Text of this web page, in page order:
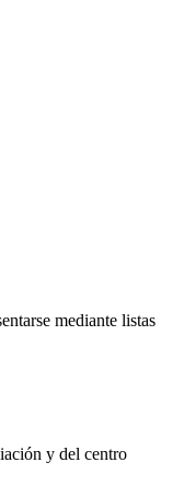
mediante listas
y del centro